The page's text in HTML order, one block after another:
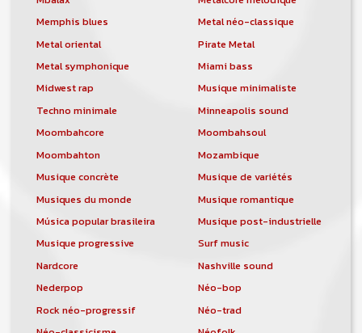
Memphis blues
Metal néo-classique
Metal oriental
Pirate Metal
Metal symphonique
Miami bass
Midwest rap
Musique minimaliste
Techno minimale
Minneapolis sound
Moombahcore
Moombahsoul
Moombahton
Mozambique
Musique concrète
Musique de variétés
Musiques du monde
Musique romantique
Música popular brasileira
Musique post-industrielle
Musique progressive
Surf music
Nardcore
Nashville sound
Nederpop
Néo-bop
Rock néo-progressif
Néo-trad